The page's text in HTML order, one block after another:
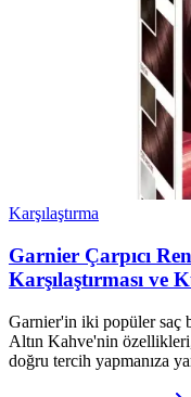
Karşılaştırma
Garnier Çarpıcı
Karşılaştırması ve
Garnier'in iki popüler saç
Altın Kahve'nin özellikleri,
doğru tercih yapmanıza